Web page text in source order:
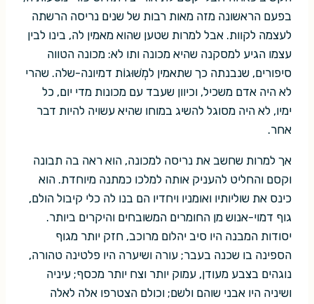
בפעם הראשונה מזה מאות רבות של שנים נריסה הרשתה
לעצמה לקוות. אבל למרות שטען שהוא מאמין לה, בינו לבין
עצמו הגיע למסקנה שהיא מכונה ותו לא: מכונה הטווה
סיפורים, שנבנתה כך שתאמין למְשׁוּגוֹת דמיונה-שלה. שהרי
לא היה אדם משכיל, וכיוון שעבד עם מכונות מדי יום, כל
ימיו, לא היה מסוגל להשיג במוחו שהיא עשויה להיות דבר
אחר.
אך למרות שחשב את נריסה למכונה, הוא ראה בה תבונה
וקסם והחליט להעניק אותה למלכו כמתנה מיוחדת. הוא
כינס את שוליותיו ואומניו ויחדיו הם בנו לה כלי קיבול הולם,
גוף דמוי-אנוש מן החומרים המשובחים והיקרים ביותר.
יסודות המבנה היו סיב יהלום מרוכב, חזק יותר מגוף
הספינה בו שכנה בעבר; עורה ושיערה היו פלטינה טהורה,
נוגהים בצבע מעודן, עמוק יותר וצח יותר מכסף; עיניה
ושיניה היו אבני שוהם ולשם; וכולם הצטרפו אלה לאלה